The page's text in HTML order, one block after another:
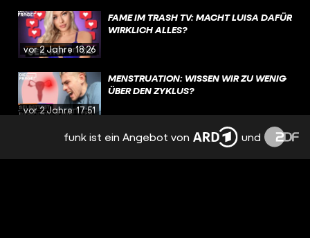
vor 2 Jahren18:26
FAME IM TRASH TV: MACHT LUISA DAFÜR
WIRKLICH ALLES?
vor 2 Jahren17:51
MENSTRUATION: WISSEN WIR ZU WENIG
ÜBER DEN ZYKLUS?
EMOTIONEN, TRENNUNG,
NERVENZUSAMMENBRUCH: PMS
funk ist ein Angebot von und